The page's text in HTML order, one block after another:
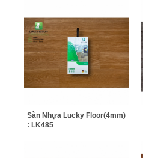
Sàn Nhựa Lucky Floor(4mm)
: LK485